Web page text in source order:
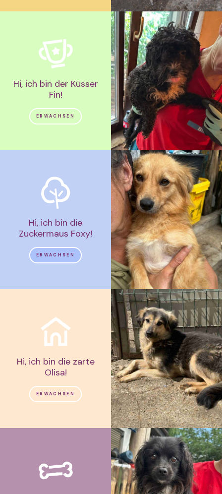
Hi, ich bin der Küsser
Fin!
ERWACHSEN
Hi, ich bin die
Zuckermaus Foxy!
ERWACHSEN
Hi, ich bin die zarte
Olisa!
ERWACHSEN